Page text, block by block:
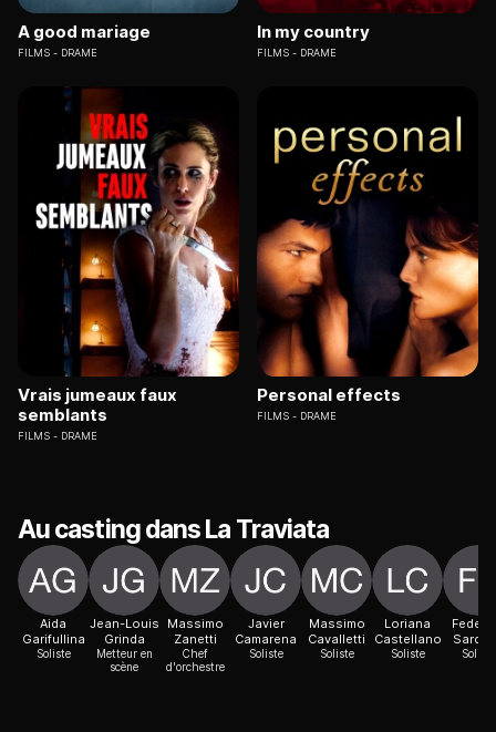
A good mariage
FILMS DRAME
In my country
FILMS DRAME
Vrais jumeaux faux
semblants
FILMS DRAME
Personal effects
FILMS DRAME
Au casting dans La Traviata
Aida
Garifullina
Soliste
Jean-Louis
Grinda
Metteur en
scène
Massimo
Zanetti
Chef
d'orchestre
Javier
Camarena
Soliste
Massimo
Cavalletti
Soliste
Loriana
Castellano
Soliste Soliste